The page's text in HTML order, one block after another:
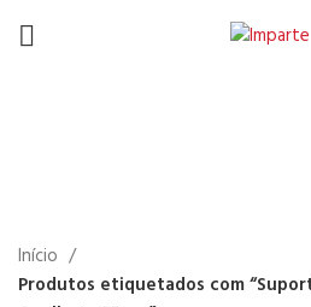
Início
Produtos etiquetados com